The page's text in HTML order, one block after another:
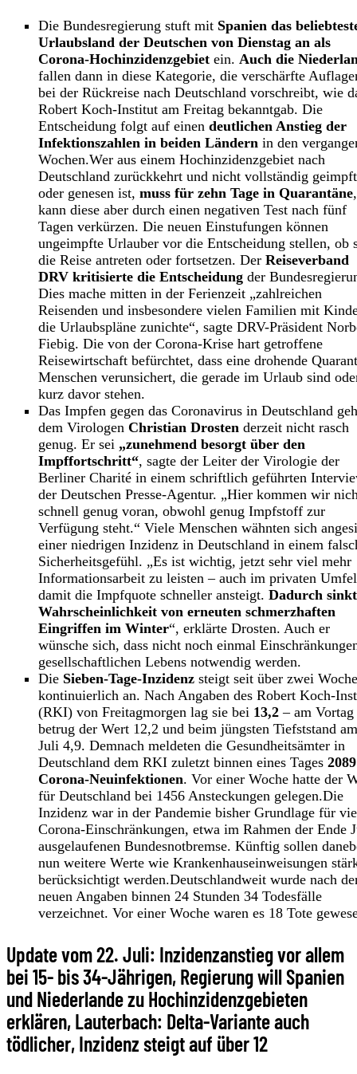
Die Bundesregierung stuft mit Spanien das
Urlaubsland der Deutschen von Dienstag an als
Corona-Hochinzidenzgebiet ein. Auch die
fallen dann in diese Kategorie, die verschärfte
bei der Rückreise nach Deutschland vorschreibt, wie
Robert Koch-Institut am Freitag bekanntgab. Die
Entscheidung folgt auf einen deutlichen Anstieg der
Infektionszahlen in beiden Ländern in den
Wochen.Wer aus einem Hochinzidenzgebiet nach
Deutschland zurückkehrt und nicht vollständig geimpft
oder genesen ist, muss für zehn Tage in Quarantäne,
kann diese aber durch einen negativen Test nach fünf
Tagen verkürzen. Die neuen Einstufungen können
ungeimpfte Urlauber vor die Entscheidung stellen, ob
die Reise antreten oder fortsetzen. Der Reiseverband
DRV kritisierte die Entscheidung der
Dies mache mitten in der Ferienzeit „zahlreichen
Reisenden und insbesondere vielen Familien mit
die Urlaubspläne zunichte“, sagte DRV-Präsident
Fiebig. Die von der Corona-Krise hart getroffene
Reisewirtschaft befürchtet, dass eine drohende
Menschen verunsichert, die gerade im Urlaub sind
kurz davor stehen.
Das Impfen gegen das Coronavirus in Deutschland
dem Virologen Christian Drosten derzeit nicht rasch
genug. Er sei „zunehmend besorgt über den
Impffortschritt“, sagte der Leiter der Virologie der
Berliner Charité in einem schriftlich geführten
der Deutschen Presse-Agentur. „Hier kommen wir
schnell genug voran, obwohl genug Impfstoff zur
Verfügung steht.“ Viele Menschen wähnten sich
einer niedrigen Inzidenz in Deutschland in einem
Sicherheitsgefühl. „Es ist wichtig, jetzt sehr viel mehr
Informationsarbeit zu leisten – auch im privaten
damit die Impfquote schneller ansteigt. Dadurch
Wahrscheinlichkeit von erneuten schmerzhaften
Eingriffen im Winter“, erklärte Drosten. Auch er
wünsche sich, dass nicht noch einmal
gesellschaftlichen Lebens notwendig werden.
Die Sieben-Tage-Inzidenz steigt seit über zwei
kontinuierlich an. Nach Angaben des Robert Koch-
(RKI) von Freitagmorgen lag sie bei 13,2 – am Vortag
betrug der Wert 12,2 und beim jüngsten Tiefststand
Juli 4,9. Demnach meldeten die Gesundheitsämter in
Deutschland dem RKI zuletzt binnen eines Tages 2089
Corona-Neuinfektionen. Vor einer Woche hatte der
für Deutschland bei 1456 Ansteckungen gelegen.Die
Inzidenz war in der Pandemie bisher Grundlage für
Corona-Einschränkungen, etwa im Rahmen der Ende
ausgelaufenen Bundesnotbremse. Künftig sollen
nun weitere Werte wie Krankenhauseinweisungen
berücksichtigt werden.Deutschlandweit wurde nach
neuen Angaben binnen 24 Stunden 34 Todesfälle
verzeichnet. Vor einer Woche waren es 18 Tote
Update vom 22. Juli: Inzidenzanstieg vor allem
bei 15- bis 34-Jährigen, Regierung will Spanien
und Niederlande zu Hochinzidenzgebieten
erklären, Lauterbach: Delta-Variante auch
tödlicher, Inzidenz steigt auf über 12